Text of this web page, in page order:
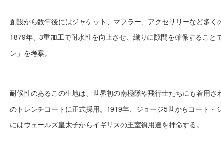
創設から数年後にはジャケット、マフラー、アクセサリーなど多く
1879年、3重加工で耐水性を向上させ、織りに隙間を確保すること
ン」を考案。
耐候性のあるこの生地は、世界初の南極隊や飛行士たちにも着用さ
のトレンチコートに正式採用。1919年、ジョージ5世からコート・
にはウェールズ皇太子からイギリスの王室御用達を拝命する。